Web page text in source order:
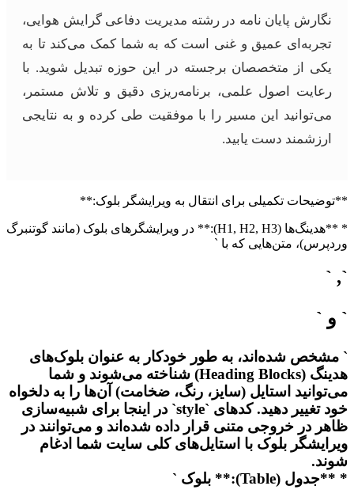
نگارش پایان نامه در رشته مدیریت دفاعی گرایش هوایی،
تجربه‌ای عمیق و غنی است که به شما کمک می‌کند تا به
یکی از متخصصان برجسته در این حوزه تبدیل شوید. با
رعایت اصول علمی، برنامه‌ریزی دقیق و تلاش مستمر،
می‌توانید این مسیر را با موفقیت طی کرده و به نتایجی
ارزشمند دست یابید.
**توضیحات تکمیلی برای انتقال به ویرایشگر بلوک:**
* **هدینگ‌ها (H1, H2, H3):** در ویرایشگرهای بلوک (مانند گوتنبرگ
وردپرس)، متن‌هایی که با `
`, `
` و `
` مشخص شده‌اند، به طور خودکار به عنوان بلوک‌های
هدینگ (Heading Blocks) شناخته می‌شوند و شما
می‌توانید استایل (سایز، رنگ، ضخامت) آن‌ها را به دلخواه
خود تغییر دهید. کدهای `style` در اینجا برای شبیه‌سازی
ظاهر در خروجی متنی قرار داده شده‌اند و می‌توانند در
ویرایشگر بلوک با استایل‌های کلی سایت شما ادغام
شوند.
* **جدول (Table):** بلوک `